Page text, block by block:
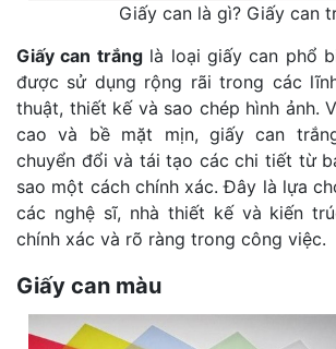
Giấy can là gì? Giấy can
Giấy can trắnglà loại giấy can phổ
được sử dụng rộng rãi trong các
thuật, thiết kế và sao chép hình ảnh.
cao và bề mặt mịn, giấy can
chuyển đổi và tái tạo các chi tiết từ
sao một cách chính xác. Đây là lựa
các nghệ sĩ, nhà thiết kế và kiến
chính xác và rõ ràng trong công việc.
Giấy can màu